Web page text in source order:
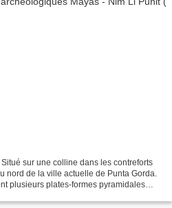
sur une colline dans les contreforts
nord de la ville actuelle de Punta Gorda.
plusieurs plates-formes pyramidales